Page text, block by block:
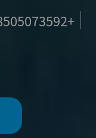
+86-18505073592